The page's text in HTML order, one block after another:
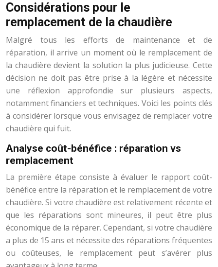
Considérations pour le
remplacement de la chaudière
Malgré tous les efforts de maintenance et de
réparation, il arrive un moment où le remplacement de
la chaudière devient la solution la plus judicieuse. Cette
décision ne doit pas être prise à la légère et nécessite
une réflexion approfondie sur plusieurs aspects,
notamment financiers et techniques. Voici les points clés
à considérer lorsque vous envisagez de remplacer votre
chaudière qui fuit.
Analyse coût-bénéfice : réparation vs
remplacement
La première étape consiste à évaluer le rapport coût-
bénéfice entre la réparation et le remplacement de votre
chaudière. Si votre chaudière est relativement récente et
que les réparations sont mineures, il peut être plus
économique de la réparer. Cependant, si votre chaudière
a plus de 15 ans et nécessite des réparations fréquentes
ou coûteuses, le remplacement peut s’avérer plus